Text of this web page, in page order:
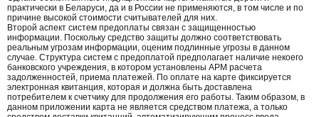
практически в Беларуси, да и в России не применяются, в том числе и по
причине высокой стоимости считывателей для них.
Второй аспект систем предоплаты связан с защищенностью
информации. Поскольку средство защиты должно соответствовать
реальным угрозам информации, оценим подлинные угрозы в данном
случае. Структура систем с предоплатой предполагает наличие некоего
банковского учреждения, в котором установлены АРМ расчета
задолженностей, приема платежей. По оплате на карте фиксируется
электронная квитанция, которая и должна быть доставлена
потребителем к счетчику для продолжения его работы. Таким образом, в
данном приложении карта не является средством платежа, а только